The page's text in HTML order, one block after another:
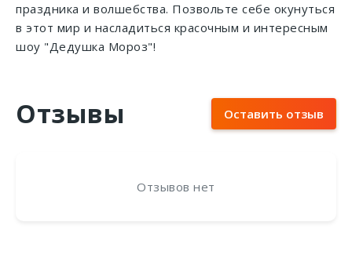
праздника и волшебства. Позвольте себе окунуться
в этот мир и насладиться красочным и интересным
шоу "Дедушка Мороз"!
Отзывы Оставить отзыв
Отзывов нет